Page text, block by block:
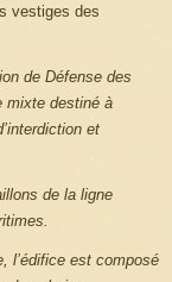
vestiges des
de Défense des
mixte destiné à
et
de la ligne
l’édifice est composé